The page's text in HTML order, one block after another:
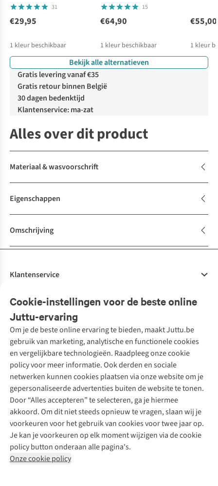
31
€29,95
1 kleur beschikbaar
15
€64,90
1 kleur beschikbaar
€55,00
1 kleur
Bekijk alle alternatieven
Gratis levering vanaf €35
Gratis retour binnen België
30 dagen bedenktijd
Klantenservice: ma-zat
Alles over dit product
Materiaal & wasvoorschrift
Eigenschappen
Omschrijving
Cookie-instellingen voor de beste online
Juttu-ervaring
Om je de beste online ervaring te bieden, maakt Juttu.be
gebruik van marketing, analytische en functionele cookies
en vergelijkbare technologieën. Raadpleeg onze cookie
policy voor meer informatie. Ook derden en sociale
netwerken kunnen cookies plaatsen via onze website om je
gepersonaliseerde advertenties buiten de website te tonen.
Door “Alles accepteren” te selecteren, ga je hiermee
akkoord. Om dit niet steeds opnieuw te vragen, slaan wij je
voorkeuren voor het gebruik van cookies voor twee jaar op.
Je kan je voorkeuren op elk moment wijzigen via de cookie
policy button onderaan alle pagina's.
Onze cookie policy
Klantenservice
Bestellen
Betalen
10% studentenkorting
Klarna - achteraf betalen
Levering
Retourneren
Bestelling herroepen
Garantie
Contact
Onze diensten
Tweedehands - ReJUsed
Kledingatelier
Personal shopping
Textielbox
Events / workshops
Juttu
Over ons
Juttu Friends
Inspiratie
Werken bij Juttu
Onze winkels
De wereld van Juttu
Verantwoord ondernemen
Toegankelijkheidsverklaring
Merken
Nathalie Vleeschouwer
Selected dames
HKLiving
Dickies
Sessùn
Strom
O My Bag
Revolution
Meld je aan voor de nieuwsbrief
Follow us